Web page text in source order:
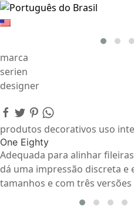
marca
serien
designer
produtos decorativos uso
One Eighty
Adequada para alinhar
dá uma impressão discreta e
tamanhos e com três versões